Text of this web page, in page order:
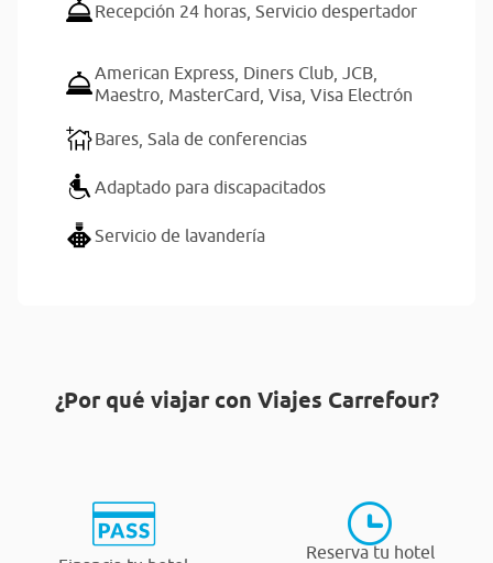
Recepción 24 horas, Servicio despertador
American Express, Diners Club, JCB,
Maestro, MasterCard, Visa, Visa Electrón
Bares, Sala de conferencias
Adaptado para discapacitados
Servicio de lavandería
¿Por qué viajar con Viajes Carrefour?
Reserva tu hotel